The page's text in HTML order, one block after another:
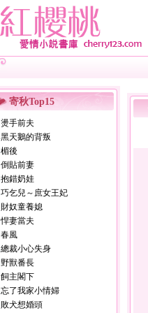
寄秋Top15
燙手前夫
黑天鵝的背叛
楣後
倒貼前妻
抱錯奶娃
巧乞兒～庶女王妃
財奴童養媳
悍妻當夫
春風
總裁小心失身
野獸番長
飼主閣下
忘了我家小情婦
敗犬想婚頭